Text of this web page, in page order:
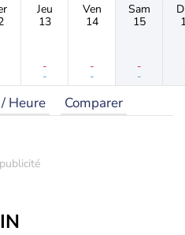
Jeu
13
-
-
Ven
14
-
-
Sam
15
-
-
Heure Comparer